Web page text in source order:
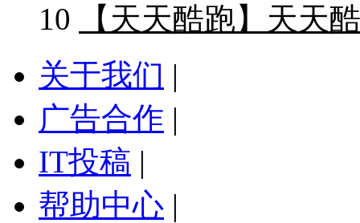
10
【天天酷跑】天天
关于我们 |
广告合作 |
IT投稿 |
帮助中心 |